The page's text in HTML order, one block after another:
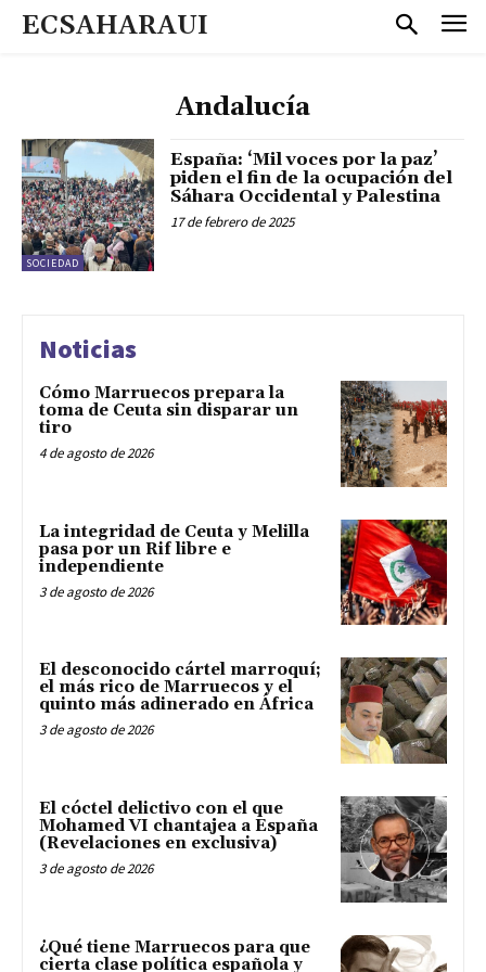
ECSAHARAUI
Andalucía
SOCIEDAD
España: ‘Mil voces por la paz’
piden el fin de la ocupación del
Sáhara Occidental y Palestina
17 de febrero de 2025
Noticias
Cómo Marruecos prepara la
toma de Ceuta sin disparar un
tiro
4 de agosto de 2026
La integridad de Ceuta y Melilla
pasa por un Rif libre e
independiente
3 de agosto de 2026
El desconocido cártel marroquí;
el más rico de Marruecos y el
quinto más adinerado en África
3 de agosto de 2026
El cóctel delictivo con el que
Mohamed VI chantajea a España
(Revelaciones en exclusiva)
3 de agosto de 2026
¿Qué tiene Marruecos para que
cierta clase política española y